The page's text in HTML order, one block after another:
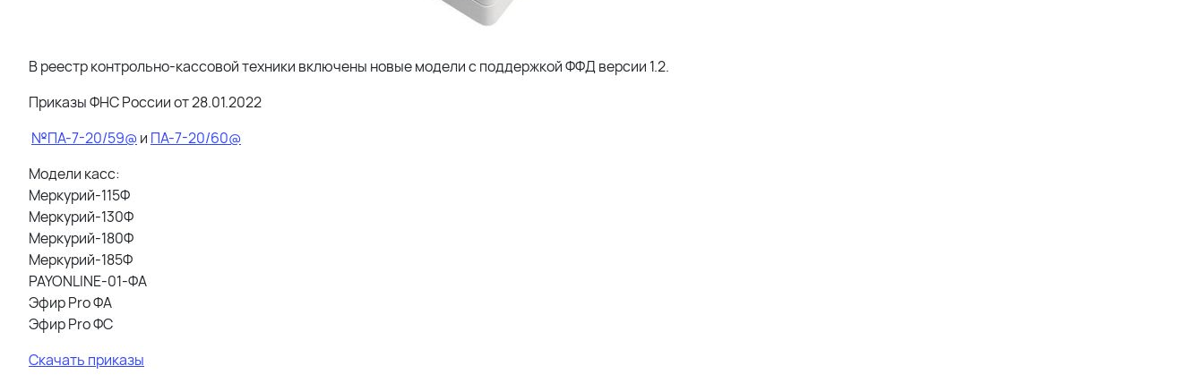
В реестр контрольно-кассовой техники включены новые модели с поддержкой ФФД версии 1.2.
Приказы ФНС России от 28.01.2022
№ПА-7-20/59@и ПА-7-20/60@
Модели касс:
Меркурий-115Ф
Меркурий-130Ф
Меркурий-180Ф
Меркурий-185Ф
PAYONLINE-01-ФА
Эфир Pro ФА
Эфир Pro ФС
Скачать приказы